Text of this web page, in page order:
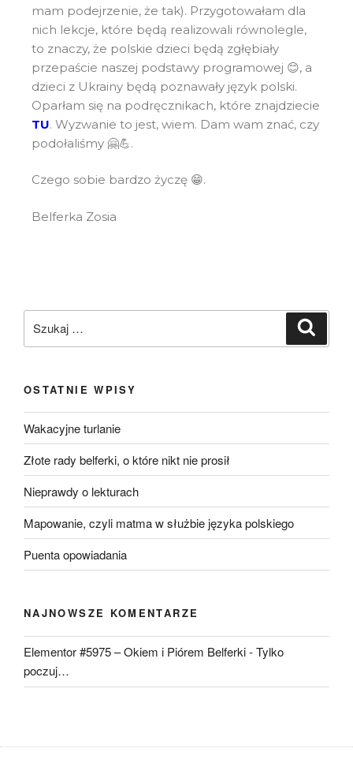
mam podejrzenie, że tak). Przygotowałam dla
nich lekcje, które będą realizowali równolegle,
to znaczy, że polskie dzieci będą zgłębiały
przepaście naszej podstawy programowej 😊, a
dzieci z Ukrainy będą poznawały język polski.
Oparłam się na podręcznikach, które znajdziecie
TU. Wyzwanie to jest, wiem. Dam wam znać, czy
podołaliśmy 🤗💪.
Czego sobie bardzo życzę 😁.
Belferka Zosia
OSTATNIE WPISY
Wakacyjne turlanie
Złote rady belferki, o które nikt nie prosił
Nieprawdy o lekturach
Mapowanie, czyli matma w służbie języka polskiego
Puenta opowiadania
NAJNOWSZE KOMENTARZE
Elementor #5975 – Okiem i Piórem Belferki-Tylko
poczuj…